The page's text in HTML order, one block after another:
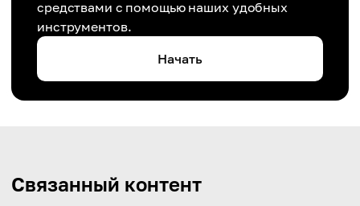
средствами с помощью наших удобных
инструментов.
Начать
Связанный контент